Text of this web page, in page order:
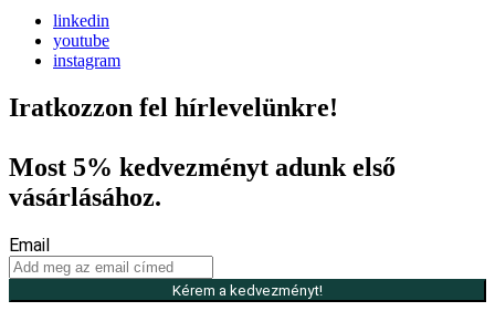
linkedin
youtube
instagram
Iratkozzon fel hírlevelünkre!
Most 5% kedvezményt adunk első
vásárlásához.
Email
Kérem a kedvezményt!